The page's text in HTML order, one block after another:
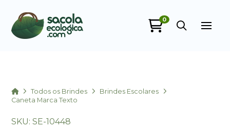
0
HomeTodos os Brindes
Brindes Escolares
Caneta Marca Texto
SKU: SE-10448